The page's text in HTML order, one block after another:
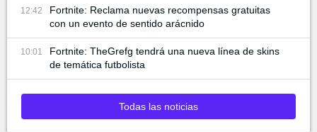
12:42
Fortnite: Reclama nuevas recompensas gratuitas
con un evento de sentido arácnido
10:01
Fortnite: TheGrefg tendrá una nueva línea de skins
de temática futbolista
Todas las noticias